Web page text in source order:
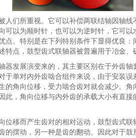
人们所重视。它可以补偿两联结轴因轴
可以为顺时针，也可以为逆时针，它可
点。特别是在下列特别条件下显得优良
特点，鼓型齿式联轴器被普遍用于冶金、
器发展演变来的，其主要区别在于外齿
于单对内外齿啮合组件来说，由于安装
的角向位移，受力啮合齿对就会减少。
此，角向位移与内外齿的承载大小有直
位移而产生齿对的相对运动，鼓型齿式
的摆动，另一种是齿的翻动。因此对于鼓